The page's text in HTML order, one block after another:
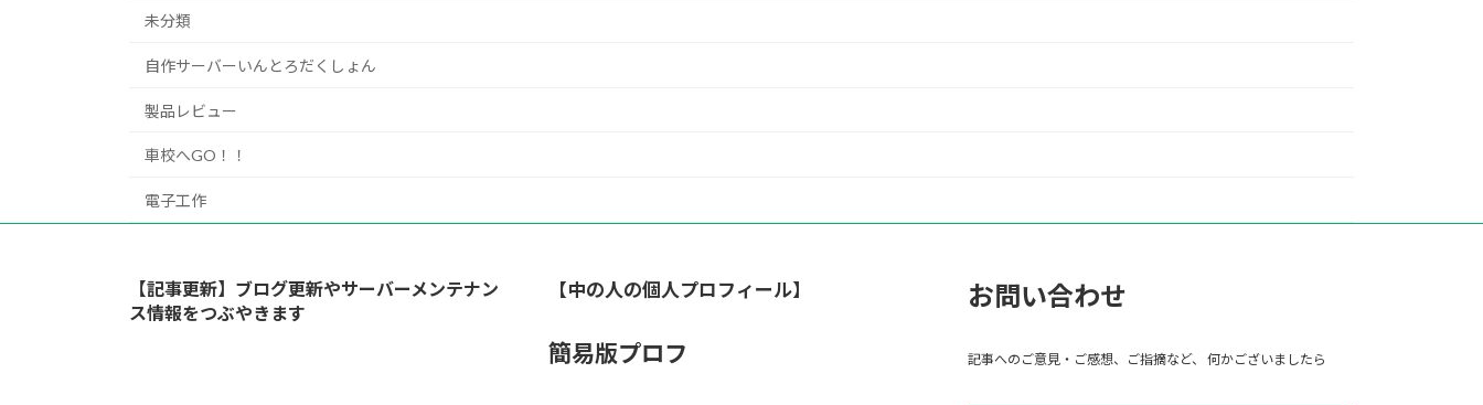
未分類
自作サーバーいんとろだくしょん
製品レビュー
車校へGO！！
電子工作
【記事更新】ブログ更新やサーバーメンテナン
ス情報をつぶやきます
【中の人の個人プロフィール】
簡易版プロフ
お問い合わせ
記事へのご意見・ご感想、ご指摘など、 何かございましたら